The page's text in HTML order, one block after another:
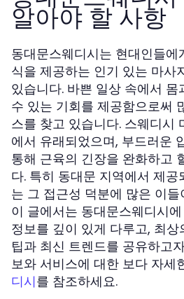
알아야 할 사항
동대문스웨디시는 현대인들
식을 제공하는 인기 있는 마사
있습니다. 바쁜 일상 속에서
수 있는 기회를 제공함으로써
스를 찾고 있습니다. 스웨디시
에서 유래되었으며, 부드러운
통해 근육의 긴장을 완화하고
다. 특히 동대문 지역에서 제
는 그 접근성 덕분에 많은 이
이 글에서는 동대문스웨디시
정보를 깊이 있게 다루고, 최
팁과 최신 트렌드를 공유하고
보와 서비스에 대한 보다 자세
디시를 참조하세요.